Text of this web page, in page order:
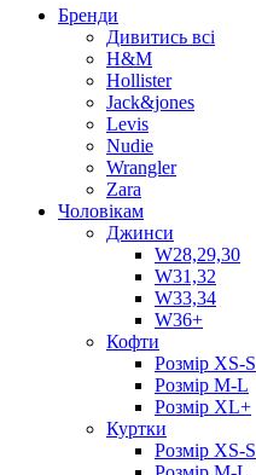
Бренди
Дивитись всі
H&M
Hollister
Jack&jones
Levis
Nudie
Wrangler
Zara
Чоловікам
Джинси
W28,29,30
W31,32
W33,34
W36+
Кофти
Розмір XS-S
Розмір M-L
Розмір XL+
Куртки
Розмір XS-S